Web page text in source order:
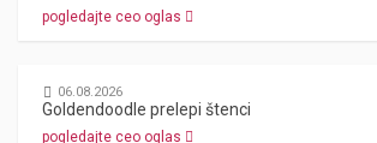
pogledajte ceo oglas
06.08.2026
Goldendoodle prelepi štenci
pogledajte ceo oglas